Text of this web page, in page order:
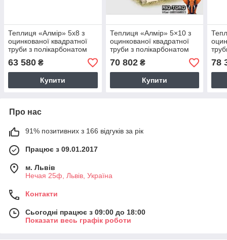
Теплиця «Алмір» 5х8 з
оцинкованої квадратної
труби з полікарбонатом
Soton 6 мм
63 580 ₴
Купити
Теплиця «Алмір» 5×10 з
оцинкованої квадратної
труби з полікарбонатом
Soton 8 мм
BIGTORG.COM
70 802₴
Купити
78
Про нас
91% позитивних з 166 відгуків за рік
Працює з 09.01.2017
м. Львів
Нечая 25ф, Львів, Україна
Контакти
Сьогодні працює з 09:00 до 18:00
Показати весь графік роботи